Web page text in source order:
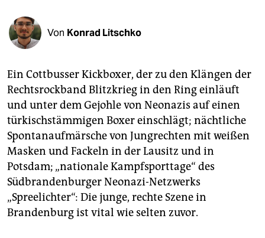
shop
fragen & hilfe
abo
genossenschaft
epaper login
Von Konrad Litschko
Ein Cottbusser Kickboxer, der zu den Klängen der
Rechtsrockband Blitzkrieg in den Ring einläuft
und unter dem Gejohle von Neonazis auf einen
türkischstämmigen Boxer einschlägt; nächtliche
Spontanaufmärsche von Jungrechten mit weißen
Masken und Fackeln in der Lausitz und in
Potsdam; „nationale Kampfsporttage“ des
Südbrandenburger Neonazi-Netzwerks
„Spreelichter“: Die junge, rechte Szene in
Brandenburg ist vital wie selten zuvor.